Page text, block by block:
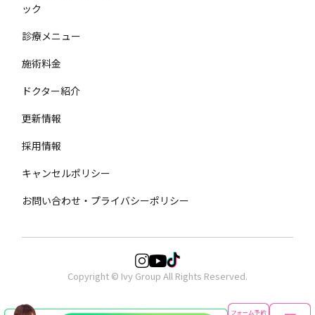
ック
診療メニュー
施術料金
ドクター紹介
更新情報
採用情報
キャンセルポリシー
お問い合わせ・プライバシーポリシー
Copyright © Ivy Group All Rights Reserved.